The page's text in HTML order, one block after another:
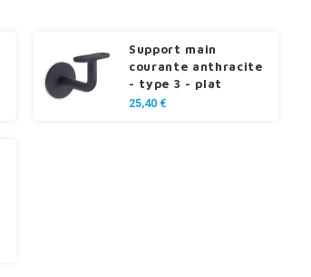
Support main
courante anthracite
- type 3 - plat
25,40 €